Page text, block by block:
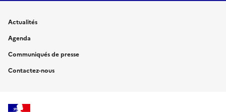
Actualités
Agenda
Communiqués de presse
Contactez-nous